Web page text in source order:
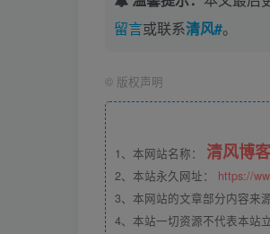
留言或联系清风#。
© 版权声明
1、本网站名称： 清风博客
2、本站永久网址： https://
3、本网站的文章部分内容来
4、本站一切资源不代表本站